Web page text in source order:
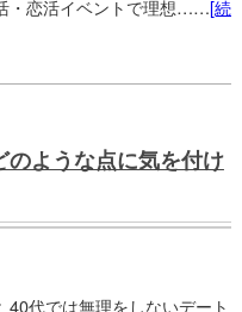
・恋活イベントで理想……[続
のような点に気を付け
40代では無理をしないデート